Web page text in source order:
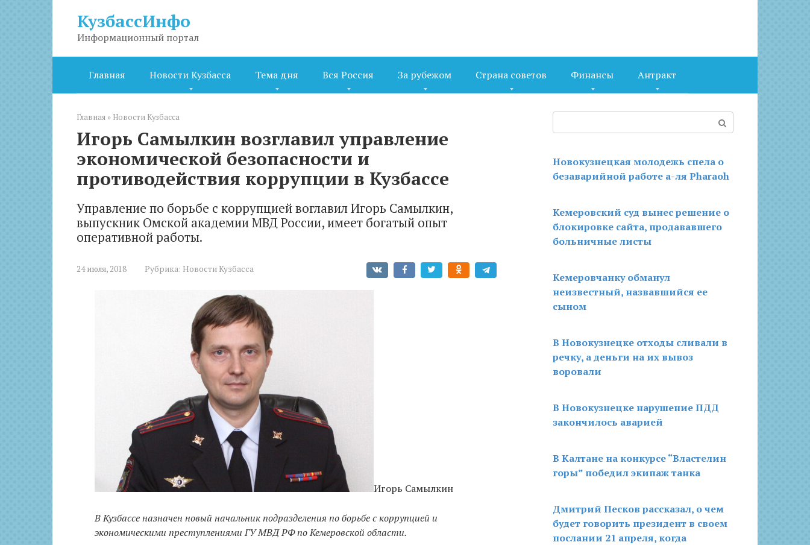
КузбассИнфо
Информационный портал
Главная Новости Кузбасса Тема дня Вся Россия За рубежом Страна советов Финансы Антракт
Главная » Новости Кузбасса
Игорь Самылкин возглавил управление
экономической безопасности и
противодействия коррупции в Кузбассе
Управление по борьбе с коррупцией воглавил Игорь Самылкин,
выпускник Омской академии МВД России, имеет богатый опыт
оперативной работы.
24 июля, 2018 Рубрика: Новости Кузбасса
Игорь Самылкин
В Кузбассе назначен новый начальник подразделения по борьбе с коррупцией и
экономическими преступлениями ГУ МВД РФ по Кемеровской области.
Новокузнецкая молодежь спела о
безаварийной работе а-ля Pharaoh
Кемеровский суд вынес решение о
блокировке сайта, продававшего
больничные листы
Кемеровчанку обманул
неизвестный, назвавшийся ее
сыном
В Новокузнецке отходы сливали в
речку, а деньги на их вывоз
воровали
В Новокузнецке нарушение ПДД
закончилось аварией
В Калтане на конкурсе “Властелин
горы” победил экипаж танка
Дмитрий Песков рассказал, о чем
будет говорить президент в своем
послании 21 апреля, когда